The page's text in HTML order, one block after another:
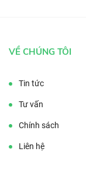
VỀ CHÚNG TÔI
Tin tức
Tư vấn
Chính sách
Liên hệ